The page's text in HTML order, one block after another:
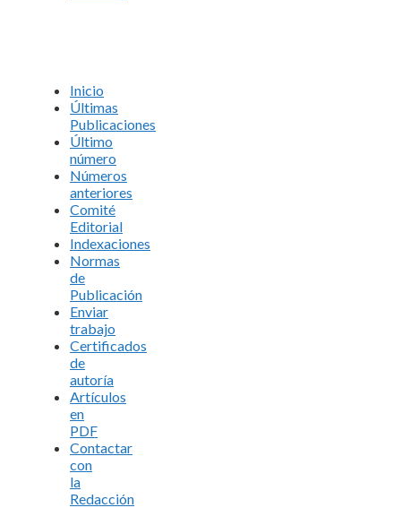
Inicio
Últimas
Publicaciones
Último
número
Números
anteriores
Comité
Editorial
Indexaciones
Normas
de
Publicación
Enviar
trabajo
Certificados
de
autoría
Artículos
en
PDF
Contactar
con
la
Redacción